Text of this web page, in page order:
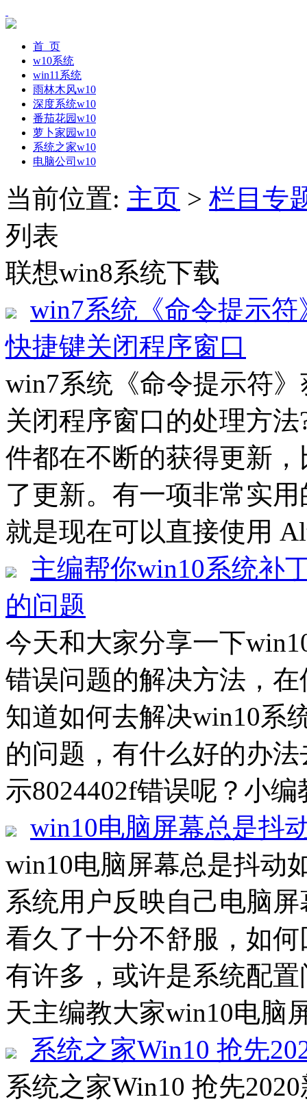
首 页
w10系统
win11系统
雨林木风w10
深度系统w10
番茄花园w10
萝卜家园w10
系统之家w10
电脑公司w10
当前位置: 主页 > 栏目专
列表
联想win8系统下载
win7系统《命令提示
快捷键关闭程序窗口
win7系统《命令提示符
关闭程序窗口的处理方
件都在不断的获得更新
了更新。有一项非常实
就是现在可以直接使用
主编帮你win10系统补
的问题
今天和大家分享一下
错误问题的解决方法，
知道如何去解决win10系
的问题，有什么好的办
示8024402f错误呢？小
win10电脑屏幕总是抖
win10电脑屏幕总是抖动
系统用户反映自己电脑
看久了十分不舒服，如
有许多，或许是系统配
天主编教大家win10电脑
系统之家Win10 抢先
系统之家Win10 抢先